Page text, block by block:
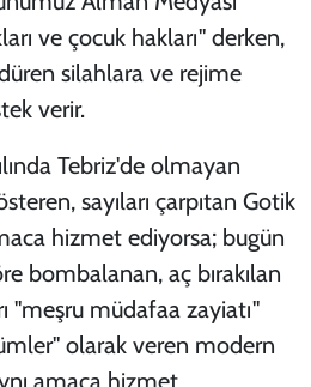
ve çocuk hakları" derken,
silahlara ve rejime
verir.
Tebriz'de olmayan
sayıları çarpıtan Gotik
hizmet ediyorsa; bugün
bombalanan, aç bırakılan
"meşru müdafaa zayiatı"
olarak veren modern